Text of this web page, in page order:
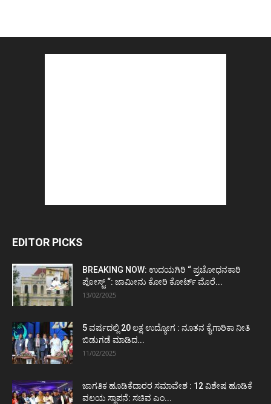
EDITOR PICKS
BREAKING NOW: ಉದಯಗಿರಿ “ ಪ್ರಚೋಧನಕಾರಿ
ಪೋಸ್ಟ್‌ “: ಜಾಮೀನು ಕೋರಿ ಕೋರ್ಟ್‌ ಮೊರೆ...
13/02/2025
5 ವರ್ಷದಲ್ಲಿ 20 ಲಕ್ಷ ಉದ್ಯೋಗ : ನೂತನ ಕೈಗಾರಿಕಾ ನೀತಿ
ಬಿಡುಗಡೆ ಮಾಡಿದ...
11/02/2025
ಜಾಗತಿಕ ಹೂಡಿಕೆದಾರರ ಸಮಾವೇಶ : 12 ವಿಶೇಷ ಹೂಡಿಕೆ
ವಲಯ ಸ್ಥಾಪನೆ: ಸಚಿವ ಎಂ...